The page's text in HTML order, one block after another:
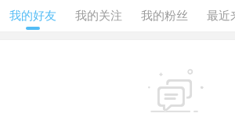
我的好友 我的关注 我的粉丝 最近
